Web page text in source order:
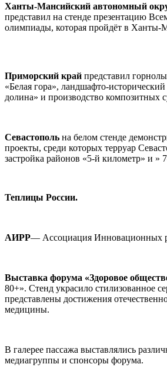
Ханты-Мансийский автономный
представил на стенде презентацию
олимпиады, которая пройдёт в Ханты-
Приморский край представил
«Белая гора», ландшафто-
долина» и производство композитных
Севастополь на белом стенде
проекты, среди которых терруар
застройка районов «5-й километр» и »
Теплицы России.
АИРР— Ассоциация Инновационных
Выставка форума «Здоровое
80+». Стенд украсило стилизованное
представлены достижения
медицины.
В галерее пассажа выставлялись
медиагруппы и спонсоры форума.